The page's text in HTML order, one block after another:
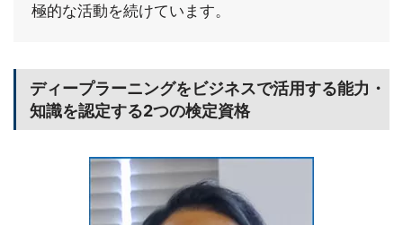
極的な活動を続けています。
ディープラーニングをビジネスで活用する能力・
知識を認定する2つの検定資格